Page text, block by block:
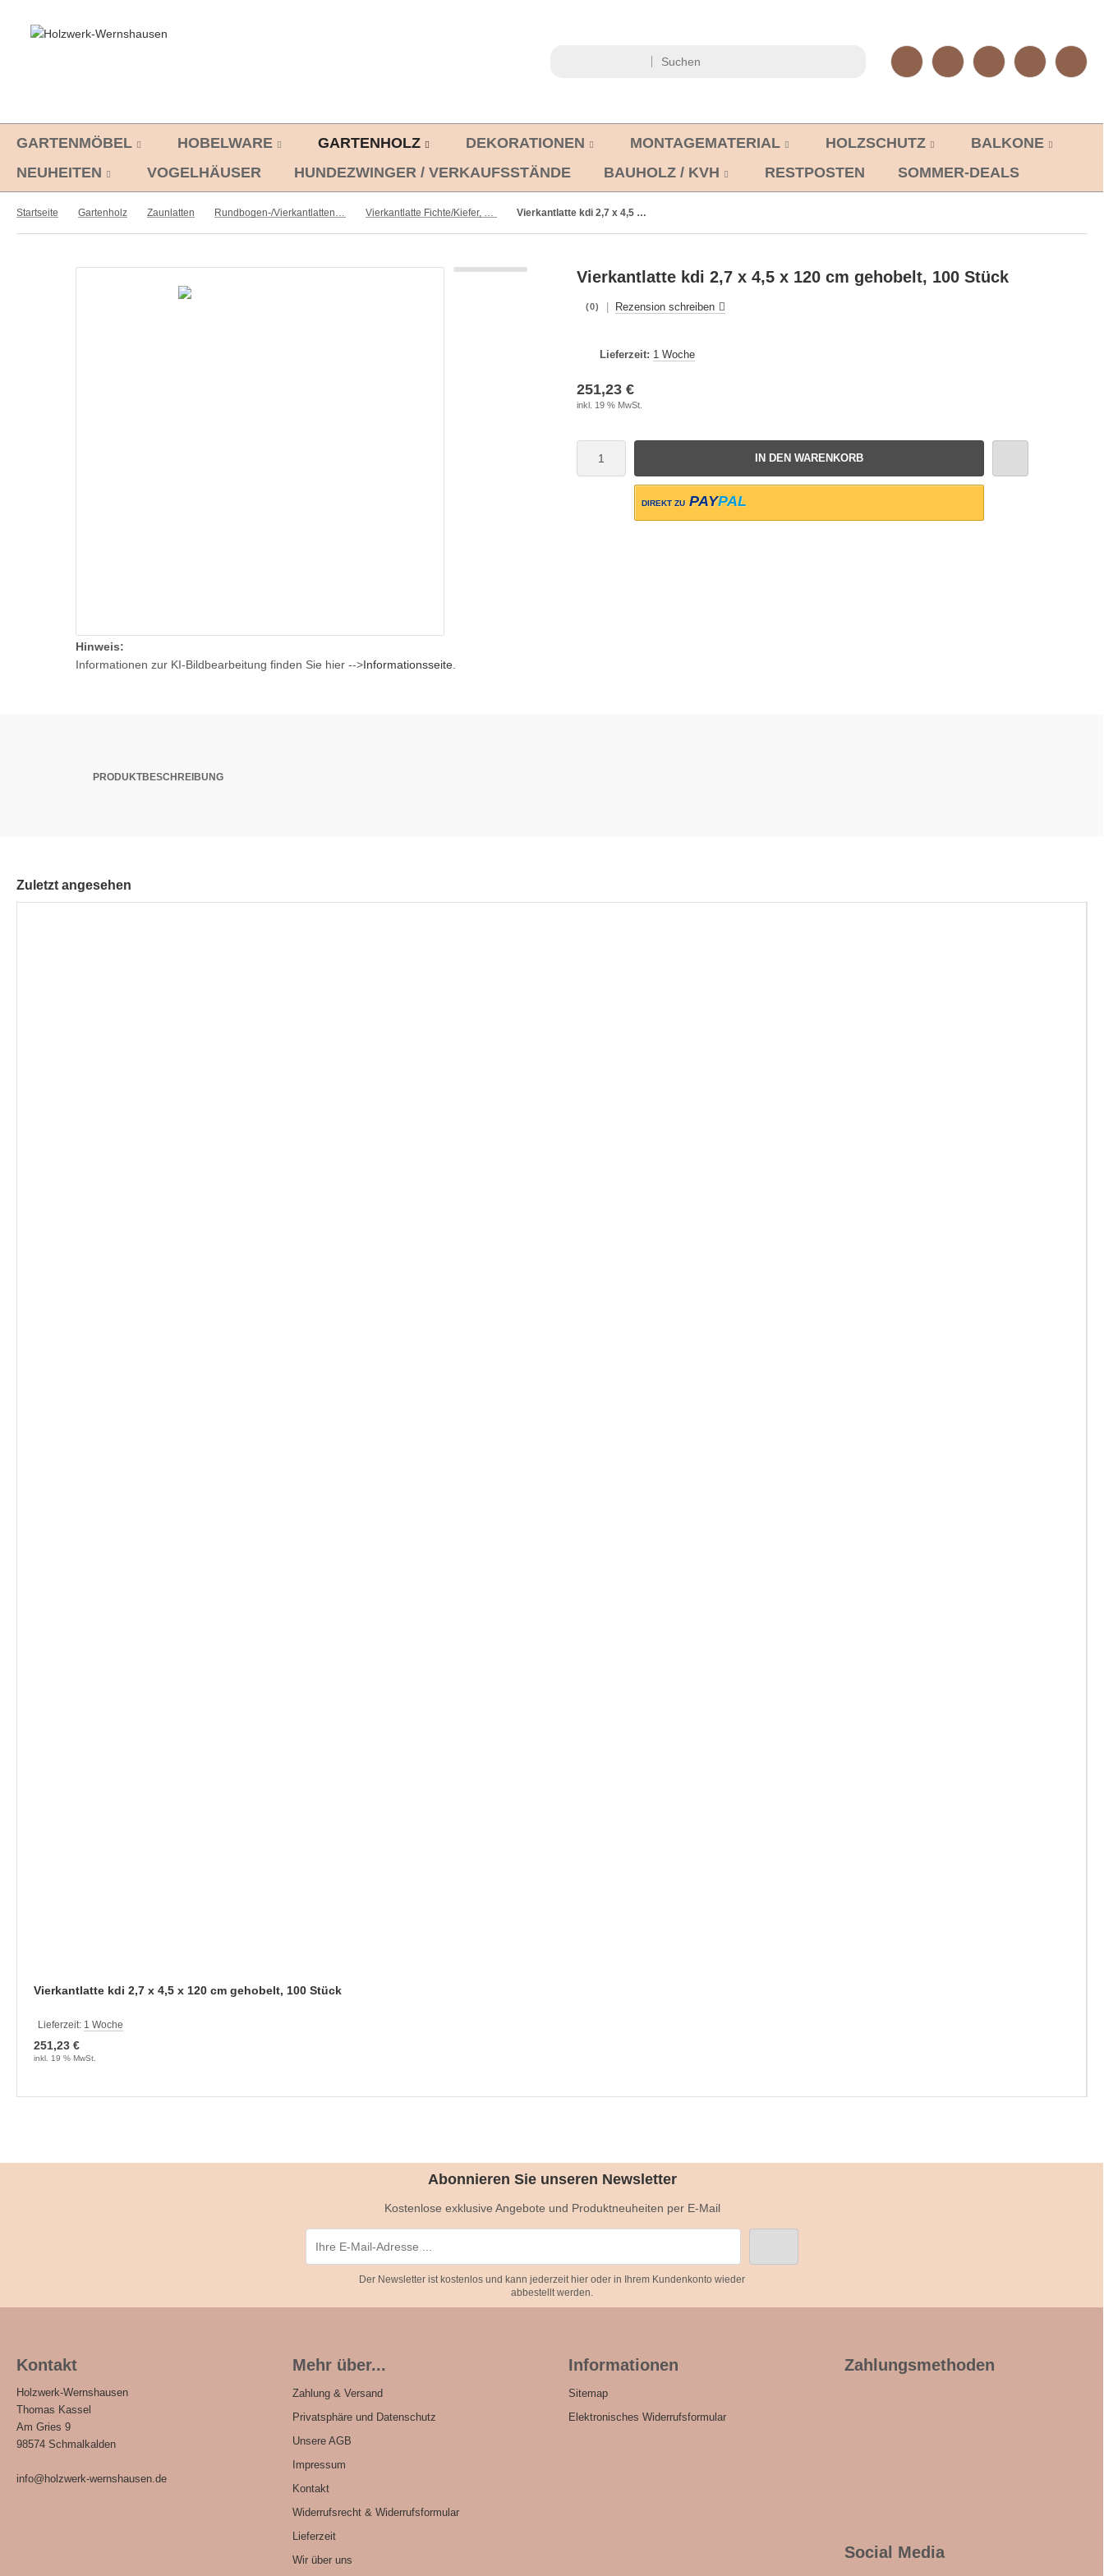
GARTENMÖBEL HOBELWARE GARTENHOLZ DEKORATIONEN MONTAGEMATERIAL HOLZSCHUTZ
BALKONE
NEUHEITEN
VOGELHÄUSER HUNDEZWINGER / VERKAUFSSTÄNDE BAUHOLZ / KVH RESTPOSTEN SOMMER-DEALS
Startseite Gartenholz Zaunlatten Rundbogen-/Vierkantlatten, Fichte/Kiefer, gehobelt, kdi Vierkantlatte Fichte/Kiefer, gehobelt, kdi Vierkantlatte kdi 2,7 x 4,5 x 120 cm gehobelt, 100 Stück
Vierkantlatte kdi 2,7 x 4,5 x 120 cm gehobelt, 100 Stück
(0) Rezension schreiben
Hinweis:
Informationen zur KI-Bildbearbeitung finden Sie hier -->Informationsseite
Lieferzeit: 1 Woche
251,23 €
inkl. 19 % MwSt.
IN DEN WARENKORB
DIREKT ZU PAYPAL
PRODUKTBESCHREIBUNG
Zuletzt angesehen
Vierkantlatte kdi 2,7 x 4,5 x 120 cm gehobelt, 100 Stück
Lieferzeit: 1 Woche
251,23 €
inkl. 19 % MwSt.
Abonnieren Sie unseren Newsletter
Kostenlose exklusive Angebote und Produktneuheiten per E-Mail
Der Newsletter ist kostenlos und kann jederzeit hier oder in Ihrem Kundenkonto wieder
abbestellt werden.
Kontakt
Holzwerk-Wernshausen
Thomas Kassel
Am Gries 9
98574 Schmalkalden
info@holzwerk-wernshausen.de
Mehr über...
Zahlung & Versand
Privatsphäre und Datenschutz
Unsere AGB
Impressum
Kontakt
Widerrufsrecht & Widerrufsformular
Lieferzeit
Wir über uns
Informationen
Sitemap
Elektronisches Widerrufsformular
Zahlungsmethoden
Social Media